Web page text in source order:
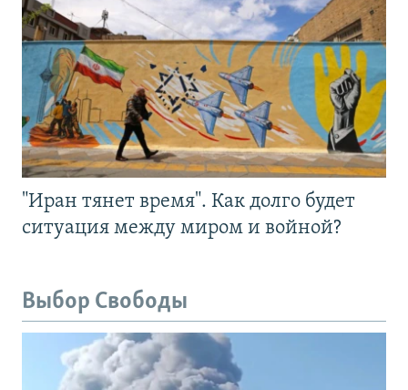
"Иран тянет время". Как долго будет
ситуация между миром и войной?
Выбор Свободы